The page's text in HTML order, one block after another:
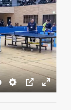
Settings
PIP Enter